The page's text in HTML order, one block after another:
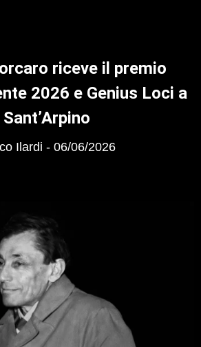
riceve il premio
2026 e Genius Loci a
Sant’Arpino
Ilardi 06/06/2026